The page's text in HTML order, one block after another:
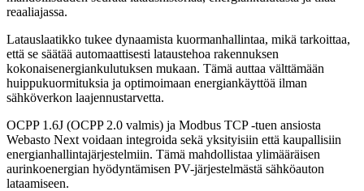
reaaliajassa.
Latauslaatikko tukee dynaamista kuormanhallintaa, mikä tarkoittaa,
että se säätää automaattisesti lataustehoa rakennuksen
kokonaisenergiankulutuksen mukaan. Tämä auttaa välttämään
huippukuormituksia ja optimoimaan energiankäyttöä ilman
sähköverkon laajennustarvetta.
OCPP 1.6J (OCPP 2.0 valmis) ja Modbus TCP -tuen ansiosta
Webasto Next voidaan integroida sekä yksityisiin että kaupallisiin
energianhallintajärjestelmiin. Tämä mahdollistaa ylimääräisen
aurinkoenergian hyödyntämisen PV-järjestelmästä sähköauton
lataamiseen.